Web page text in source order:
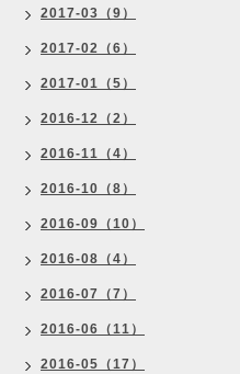
2017-03（9）
2017-02（6）
2017-01（5）
2016-12（2）
2016-11（4）
2016-10（8）
2016-09（10）
2016-08（4）
2016-07（7）
2016-06（11）
2016-05（17）